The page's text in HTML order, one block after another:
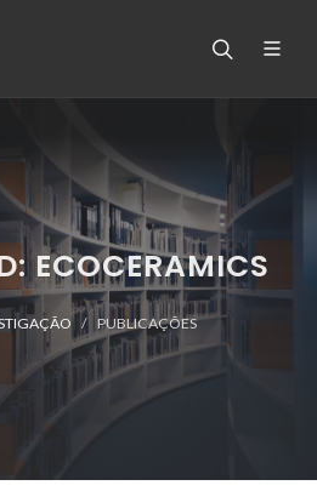
ECOCERAMICS
PUBLICAÇÕES